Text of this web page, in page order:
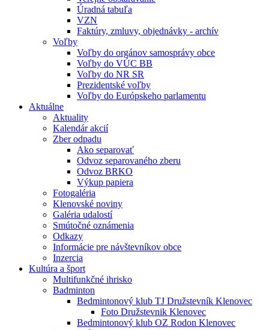
Úradná tabuľa
VZN
Faktúry, zmluvy, objednávky - archív
Voľby
Voľby do orgánov samosprávy obce
Voľby do VÚC BB
Voľby do NR SR
Prezidentské voľby
Voľby do Európskeho parlamentu
Aktuálne
Aktuality
Kalendár akcií
Zber odpadu
Ako separovať
Odvoz separovaného zberu
Odvoz BRKO
Výkup papiera
Fotogaléria
Klenovské noviny
Galéria udalostí
Smútočné oznámenia
Odkazy
Informácie pre návštevníkov obce
Inzercia
Kultúra a šport
Multifunkčné ihrisko
Badminton
Bedmintonový klub TJ Družstevník Klenovec
Foto Družstevnik Klenovec
Bedmintonový klub OZ Rodon Klenovec